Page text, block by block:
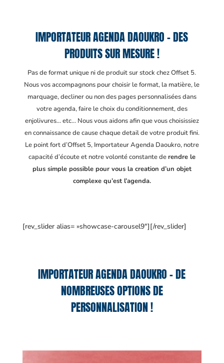
IMPORTATEUR AGENDA DAOUKRO – DES
PRODUITS SUR MESURE !
Pas de format unique ni de produit sur stock chez Offset 5.
Nous vos accompagnons pour choisir le format, la matière, le
marquage, decliner ou non des pages personnalisées dans
votre agenda, faire le choix du conditionnement, des
enjolivures… etc… Nous vous aidons afin que vous choisissiez
en connaissance de cause chaque detail de votre produit fini.
Le point fort d’Offset 5, Importateur Agenda Daoukro, notre
capacité d’écoute et notre volonté constante derendre le
plus simple possible pour vous la creation d’un objet
complexe qu’est l’agenda.
[rev_slider alias= »showcase-carousel9″][/rev_slider]
IMPORTATEUR AGENDA DAOUKRO – DE
NOMBREUSES OPTIONS DE
PERSONNALISATION !